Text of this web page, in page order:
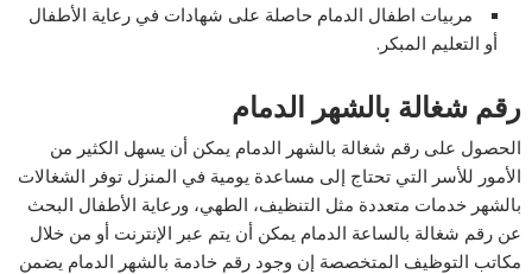
مربيات اطفال الدمام حاصلة على شهادات في رعاية الأطفال
أو التعليم المبكر.
رقم شغالة بالشهر الدمام
الحصول على رقم شغالة بالشهر الدمام يمكن أن يسهل الكثير من
الأمور للأسر التي تحتاج إلى مساعدة يومية في المنزل توفر الشغالات
بالشهر خدمات متعددة مثل التنظيف، الطهي، ورعاية الأطفال البحث
عن رقم شغالة بالساعة الدمام يمكن أن يتم عبر الإنترنت أو من خلال
مكاتب التوظيف المتخصصة إن وجود رقم خادمة بالشهر الدمام يضمن